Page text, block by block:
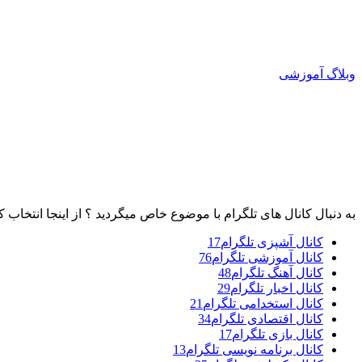
وبلاگ آموزشی
به دنبال کانال های تلگرام با موضوع خاص میگردید ؟ از اینجا انتخاب
کانال آشپزی تلگرام17
کانال آموزشی تلگرام76
کانال آهنگ تلگرام48
کانال اخبار تلگرام29
کانال استخدامی تلگرام 21
کانال اقتصادی تلگرام34
کانال بازی تلگرام17
کانال برنامه نویسی تلگرام13